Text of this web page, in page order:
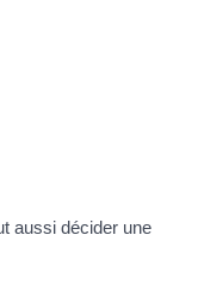
aussi décider une